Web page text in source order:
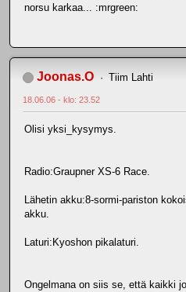
norsu karkaa... :mrgreen:
Joonas.O Tiim Lahti
18.06.06 - klo: 23.52
Olisi yksi_kysymys.
Radio:Graupner XS-6 Race.
Lähetin akku:8-sormi-pariston
akku.
Laturi:Kyoshon pikalaturi.
Ongelmana on siis se, että kaikki